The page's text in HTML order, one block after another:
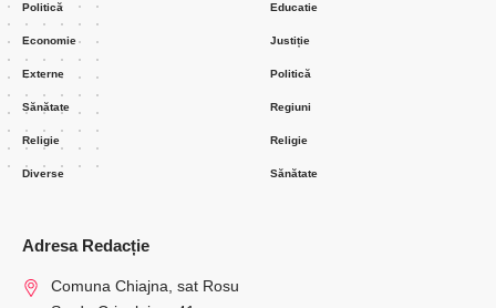
Politică
Economie
Externe
Sănătate
Religie
Diverse
Educatie
Justiție
Politică
Regiuni
Religie
Sănătate
Adresa Redacție
Comuna Chiajna, sat Rosu